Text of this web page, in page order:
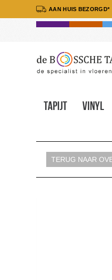
AAN HUIS BEZORGD*
Tapijt Vinyl
TERUG NAAR